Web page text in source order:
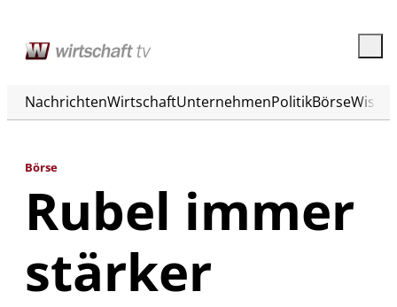
NachrichtenWirtschaftUnternehmenPolitikBörse
Börse
Rubel immer
stärker